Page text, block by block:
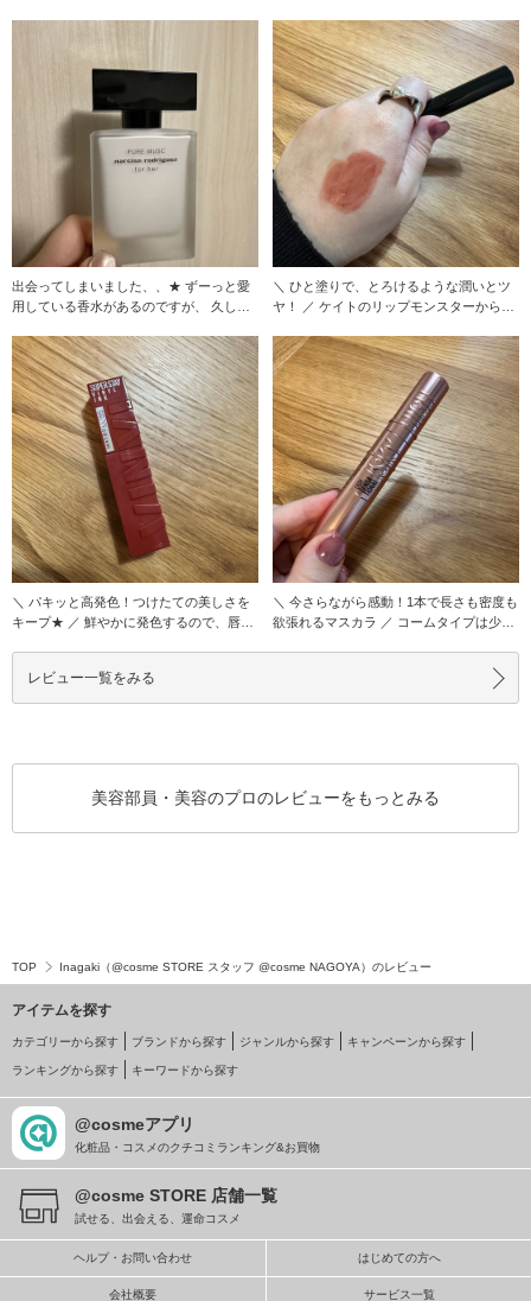
出会ってしまいました、、★ ずーっと愛
用している香水があるのですが、 久しぶ
＼ ひと塗りで、とろけるような潤いとツ
ヤ！ ／ ケイトのリップモンスターから登
＼ パキッと高発色！つけたての美しさを
キープ★ ／ 鮮やかに発色するので、唇の
＼ 今さらながら感動！1本で長さも密度も
欲張れるマスカラ ／ コームタイプは少し
レビュー一覧をみる
美容部員・美容のプロのレビューをもっとみる
TOP Inagaki（@cosme STORE スタッフ @cosme NAGOYA）のレビュー
アイテムを探す
カテゴリーから探す ブランドから探す ジャンルから探す キャンペーンから探す
ランキングから探す キーワードから探す
@cosmeアプリ
化粧品・コスメのクチコミランキング&お買物
@cosme STORE 店舗一覧
試せる、出会える、運命コスメ
ヘルプ・お問い合わせ はじめての方へ
会社概要 サービス一覧